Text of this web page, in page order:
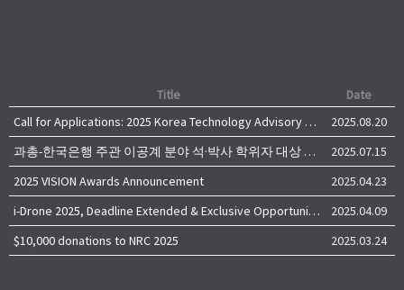
Title
Date
Call for Applications: 2025 Korea Technology Advisory Group (K-TAG)
2025.08.20
과총-한국은행 주관 이공계 분야 석·박사 학위자 대상 서베이
2025.07.15
2025 VISION Awards Announcement
2025.04.23
i-Drone 2025, Deadline Extended & Exclusive Opportunity to Travel to Korea!
2025.04.09
$10,000 donations to NRC 2025
2025.03.24